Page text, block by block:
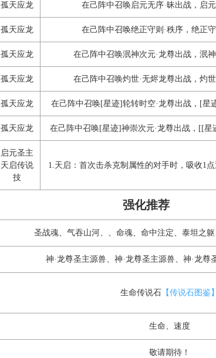
孤天应龙 在己阵中召唤启元无序·昧出战，启
孤天应龙 在己阵中召唤绝正守则·秩序，绝正
孤天应龙 在己阵中召唤泯神次元·龙尊出战，泯
孤天应龙 在己阵中召唤灼世·无烬龙尊出战，灼
孤天应龙 在己阵中召唤[星迹]轮转时空·龙尊出战，[星
孤天应龙 在己阵中召唤[星迹]神崇次元·龙尊出战，[[星
启元圣主
天启传说
技
1.天启：首次击杀克制属性的对手时，吸收1
强化推荐
圣战魂、气吞山河、、命魂、命中注定、泰坦之
神·龙尊圣主源兽、神·龙尊圣主源兽、神·龙尊
生命传说石 【传说石图鉴】
生命、速度
敬请期待！